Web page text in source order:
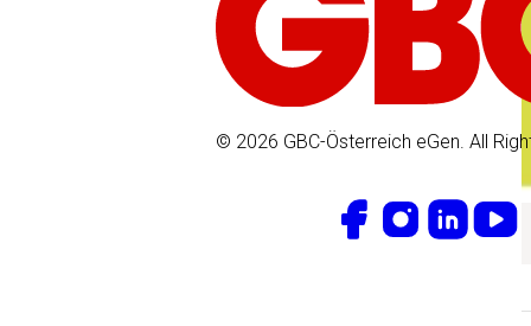
© 2026 GBC-Österreich eGen. All